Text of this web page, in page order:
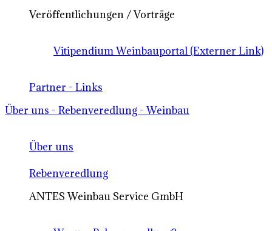
Veröffentlichungen / Vorträge
Vitipendium Weinbauportal (Externer Link)
Partner - Links
Über uns - Rebenveredlung - Weinbau
Über uns
Rebenveredlung
ANTES Weinbau Service GmbH